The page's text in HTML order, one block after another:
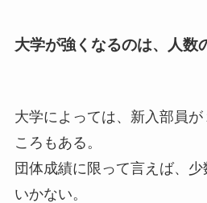
大学が強くなるのは、人数
大学によっては、新入部員
ころもある。
団体成績に限って言えば、
いかない。